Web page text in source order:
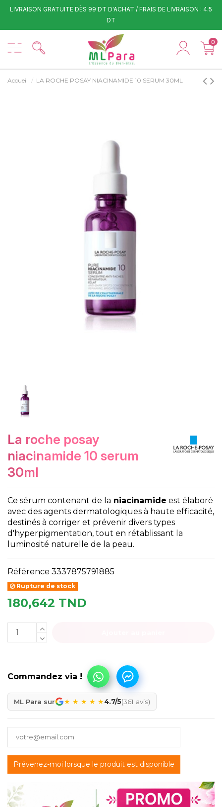
LIVRAISON GRATUITE DÈS 99 DT D'ACHAT / FRAIS DE LIVRAISON : 4.5
DT
0
Accueil LA ROCHE POSAY NIACINAMIDE 10 SERUM 30ML
la roche posay
niacinamide 10 serum
30ml
Ce sérum contenant de la niacinamide est élaboré
avec des agents dermatologiques à haute efficacité,
destinés à corriger et prévenir divers types
d'hyperpigmentation, tout en rétablissant la
luminosité naturelle de la peau.
Référence 3337875791885
Rupture de stock
180,642 TND
ML Para sur ★ ★ ★ ★ ★4.7/5(361 avis)